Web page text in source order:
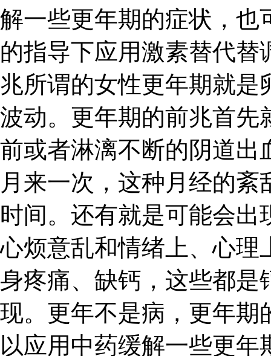
解一些更年期的症状，也
的指导下应用激素替代替
兆所谓的女性更年期就是
波动。更年期的前兆首先
前或者淋漓不断的阴道出
月来一次，这种月经的
时间。还有就是可能会
心烦意乱和情绪上、心理
身疼痛、缺钙，这些都是
现。更年不是病，更年期
以应用中药缓解一些更